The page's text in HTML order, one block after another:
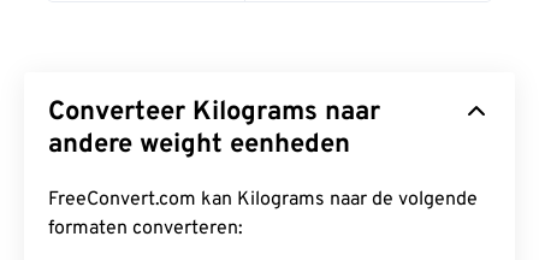
Converteer Kilograms naar
andere weight eenheden
FreeConvert.com kan Kilograms naar de volgende
formaten converteren: